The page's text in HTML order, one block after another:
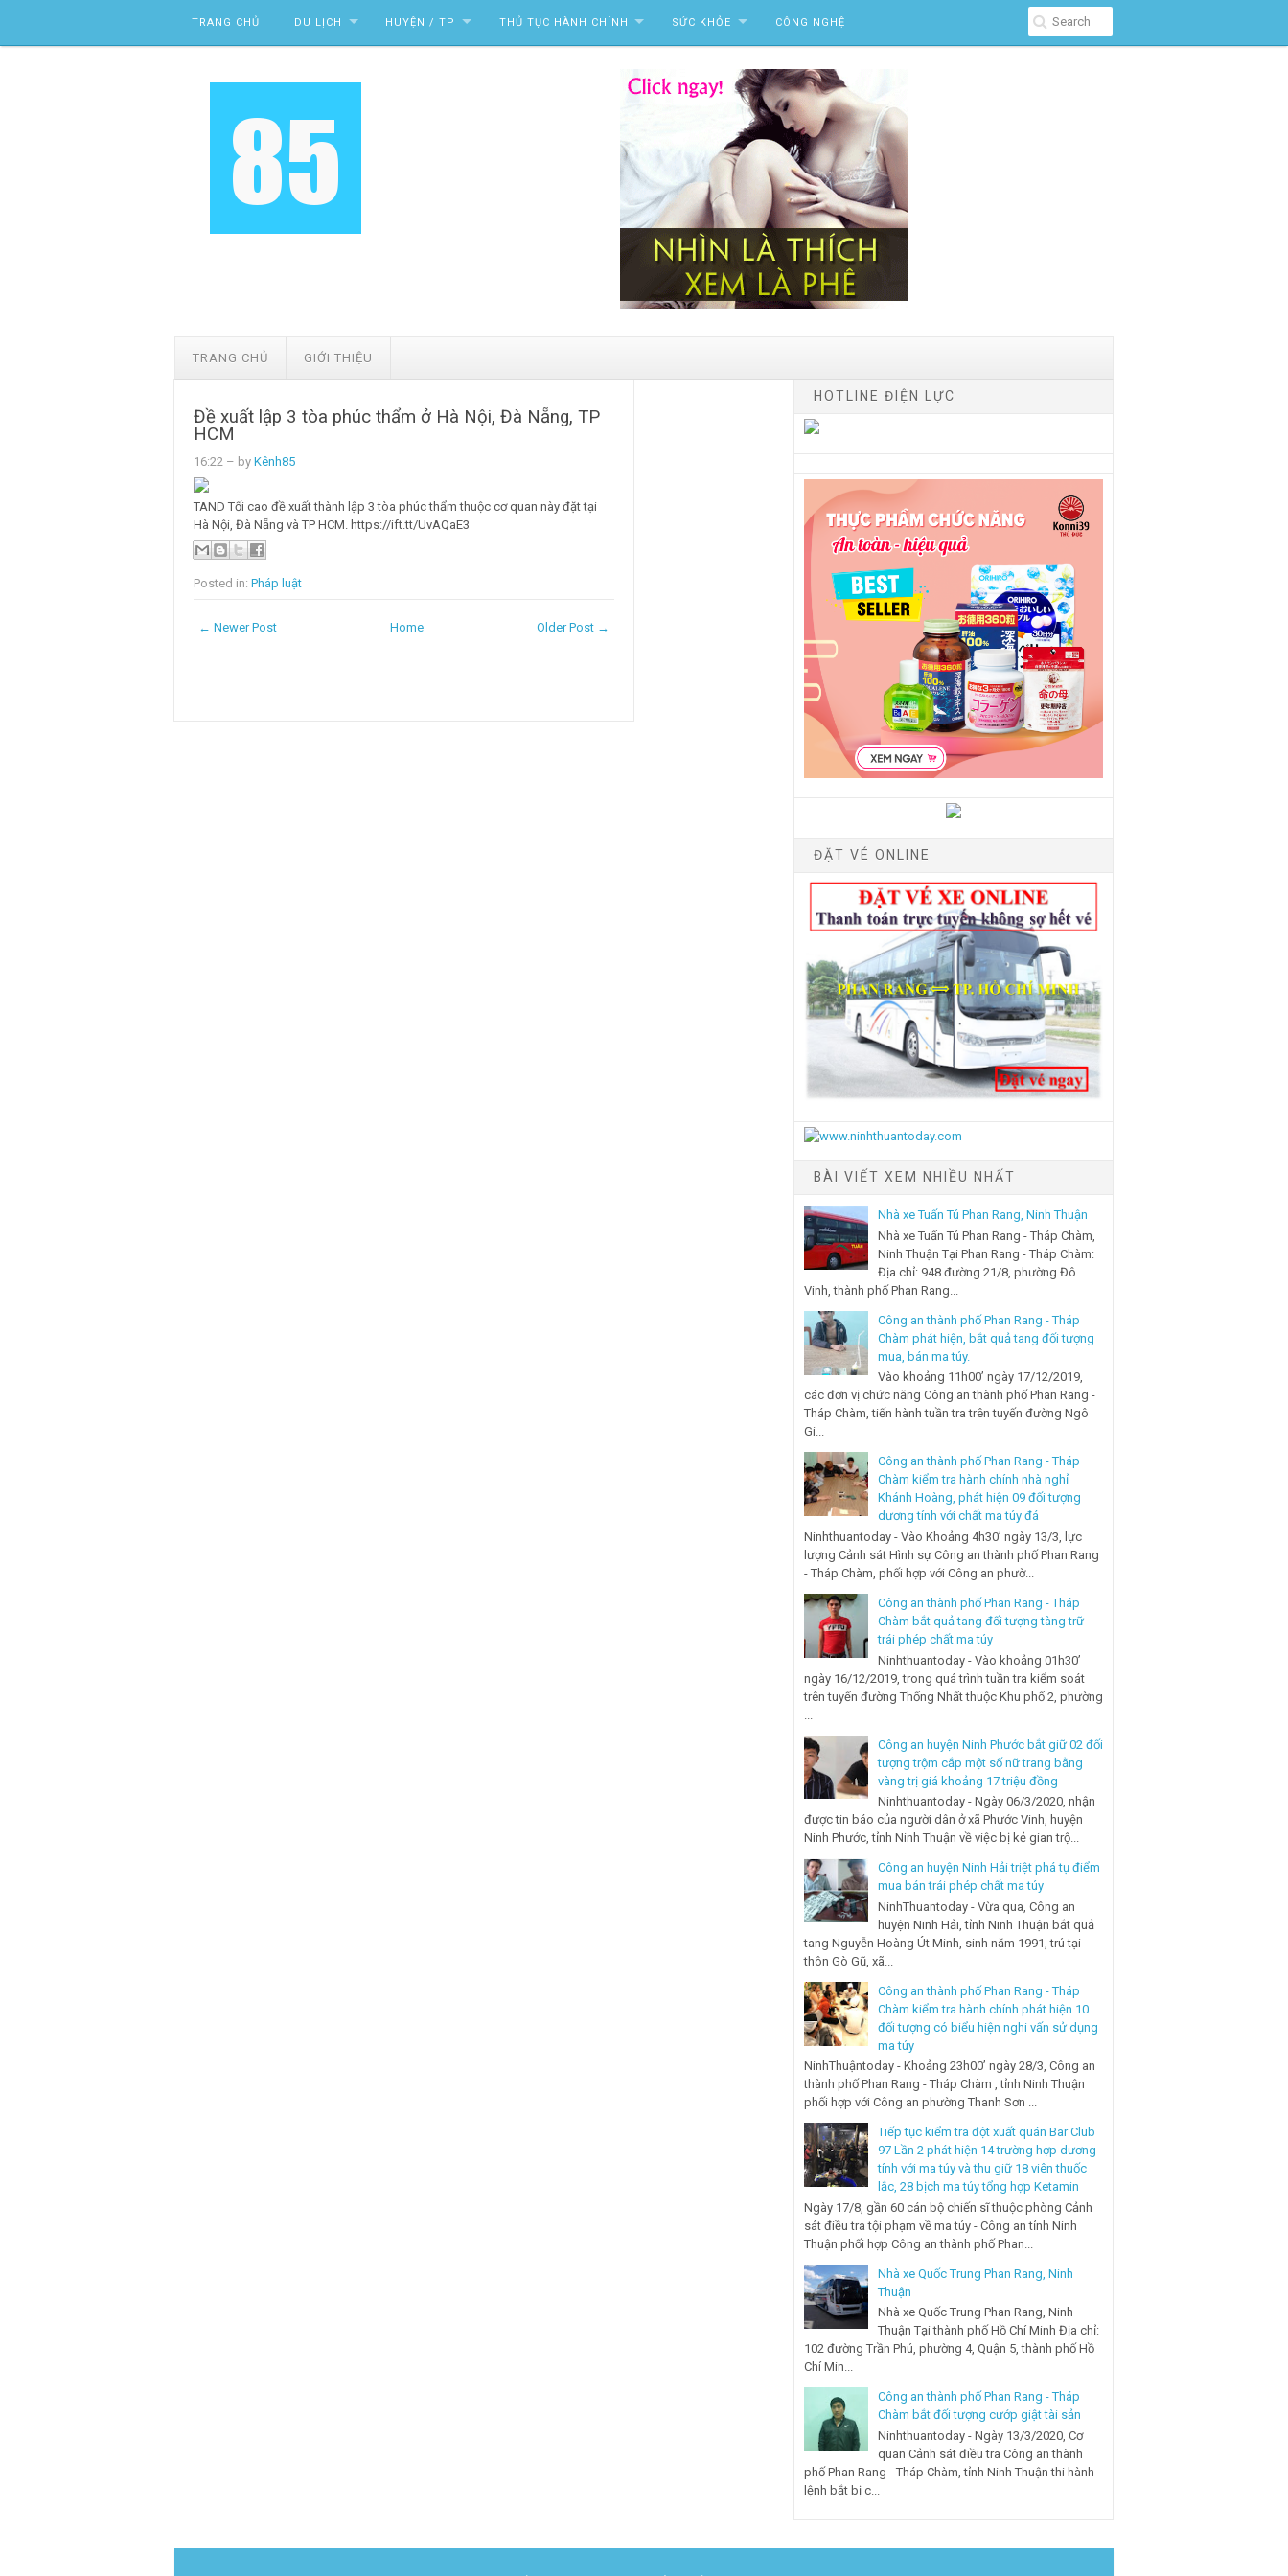
TRANG CHỦ DU LỊCH HUYỆN / TP THỦ TỤC HÀNH CHÍNH SỨC KHỎE CÔNG NGHỆ
TRANG CHỦ GIỚI THIỆU
Đề xuất lập 3 tòa phúc thẩm ở Hà Nội, Đà Nẵng, TP
HCM
16:22 – by Kênh85
TAND Tối cao đề xuất thành lập 3 tòa phúc thẩm thuộc cơ quan này đặt tại
Hà Nội, Đà Nẵng và TP HCM. https://ift.tt/UvAQaE3
Posted in: Pháp luật
← Newer Post Older Post →
Home
HOTLINE ĐIỆN LỰC
ĐẶT VÉ ONLINE
BÀI VIẾT XEM NHIỀU NHẤT
Nhà xe Tuấn Tú Phan Rang, Ninh Thuận
Nhà xe Tuấn Tú Phan Rang - Tháp Chàm,
Ninh Thuận Tại Phan Rang - Tháp Chàm:
Địa chỉ: 948 đường 21/8, phường Đô
Vinh, thành phố Phan Rang...
Công an thành phố Phan Rang - Tháp
Chàm phát hiện, bắt quả tang đối tượng
mua, bán ma túy.
Vào khoảng 11h00’ ngày 17/12/2019,
các đơn vị chức năng Công an thành phố Phan Rang -
Tháp Chàm, tiến hành tuần tra trên tuyến đường Ngô
Gi...
Công an thành phố Phan Rang - Tháp
Chàm kiểm tra hành chính nhà nghỉ
Khánh Hoàng, phát hiện 09 đối tượng
dương tính với chất ma túy đá
Ninhthuantoday - Vào Khoảng 4h30’ ngày 13/3, lực
lượng Cảnh sát Hình sự Công an thành phố Phan Rang
- Tháp Chàm, phối hợp với Công an phườ...
Công an thành phố Phan Rang - Tháp
Chàm bắt quả tang đối tượng tàng trữ
trái phép chất ma túy
Ninhthuantoday - Vào khoảng 01h30’
ngày 16/12/2019, trong quá trình tuần tra kiểm soát
trên tuyến đường Thống Nhất thuộc Khu phố 2, phường
Công an huyện Ninh Phước bắt giữ 02 đối
tượng trộm cắp một số nữ trang bằng
vàng trị giá khoảng 17 triệu đồng
Ninhthuantoday - Ngày 06/3/2020, nhận
được tin báo của người dân ở xã Phước Vinh, huyện
Ninh Phước, tỉnh Ninh Thuận về việc bị kẻ gian trộ...
Công an huyện Ninh Hải triệt phá tụ điểm
mua bán trái phép chất ma túy
NinhThuantoday - Vừa qua, Công an
huyện Ninh Hải, tỉnh Ninh Thuận bắt quả
tang Nguyễn Hoàng Út Minh, sinh năm 1991, trú tại
thôn Gò Gũ, xã...
Công an thành phố Phan Rang - Tháp
Chàm kiểm tra hành chính phát hiện 10
đối tượng có biểu hiện nghi vấn sử dụng
ma túy
NinhThuậntoday - Khoảng 23h00’ ngày 28/3, Công an
thành phố Phan Rang - Tháp Chàm , tỉnh Ninh Thuận
phối hợp với Công an phường Thanh Sơn ...
Tiếp tục kiểm tra đột xuất quán Bar Club
97 Lần 2 phát hiện 14 trường hợp dương
tính với ma túy và thu giữ 18 viên thuốc
lắc, 28 bịch ma túy tổng hợp Ketamin
Ngày 17/8, gần 60 cán bộ chiến sĩ thuộc phòng Cảnh
sát điều tra tội phạm về ma túy - Công an tỉnh Ninh
Thuận phối hợp Công an thành phố Phan...
Nhà xe Quốc Trung Phan Rang, Ninh
Thuận
Nhà xe Quốc Trung Phan Rang, Ninh
Thuận Tại thành phố Hồ Chí Minh Địa chỉ:
102 đường Trần Phú, phường 4, Quận 5, thành phố Hồ
Chí Min...
Công an thành phố Phan Rang - Tháp
Chàm bắt đối tượng cướp giật tài sản
Ninhthuantoday - Ngày 13/3/2020, Cơ
quan Cảnh sát điều tra Công an thành
phố Phan Rang - Tháp Chàm, tỉnh Ninh Thuận thi hành
lệnh bắt bị c...